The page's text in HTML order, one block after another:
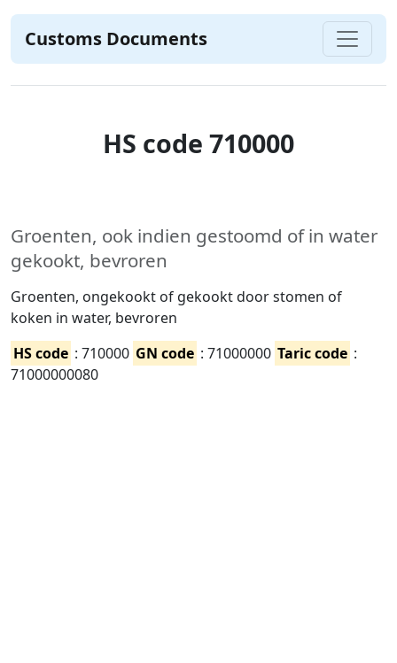
Customs Documents
HS code 710000
Groenten, ook indien gestoomd of in water
gekookt, bevroren
Groenten, ongekookt of gekookt door stomen of
koken in water, bevroren
HS code : 710000 GN code : 71000000 Taric code :
71000000080